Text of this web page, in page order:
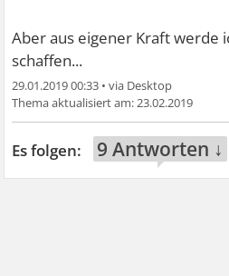
Aber aus eigener Kraft werde
schaffen...
29.01.2019 00:33 •
23.02.2019
9 Antworten ↓